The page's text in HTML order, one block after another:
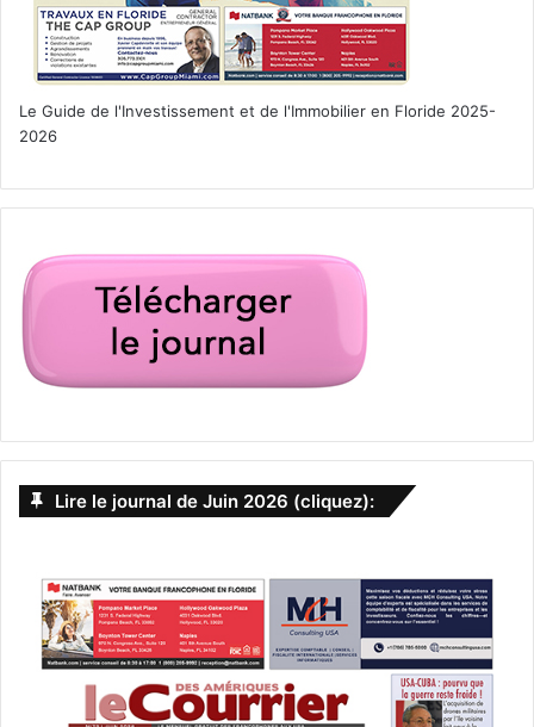
Florian Dauny, avocat d’immigration en Floride
Le Guide de l'Investissement et de l'Immobilier en Floride 2025-
2026
Lire le journal de Juin 2026 (cliquez):